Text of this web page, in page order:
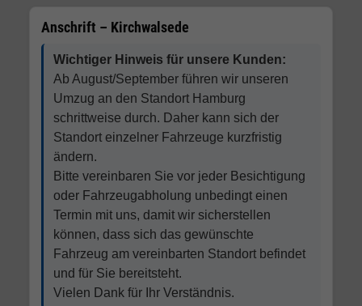
Anschrift – Kirchwalsede
Wichtiger Hinweis für unsere Kunden:
Ab August/September führen wir unseren
Umzug an den Standort Hamburg
schrittweise durch. Daher kann sich der
Standort einzelner Fahrzeuge kurzfristig
ändern.
Bitte vereinbaren Sie vor jeder Besichtigung
oder Fahrzeugabholung unbedingt einen
Termin mit uns, damit wir sicherstellen
können, dass sich das gewünschte
Fahrzeug am vereinbarten Standort befindet
und für Sie bereitsteht.
Vielen Dank für Ihr Verständnis.